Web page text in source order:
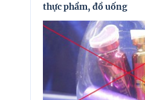
thực phẩm, đồ uống